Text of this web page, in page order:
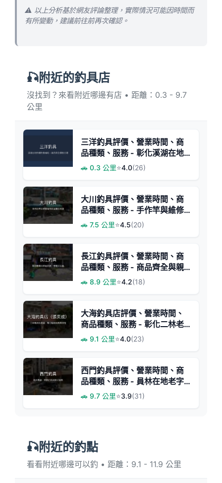
⚠️ 以上分析基於網友評論整理，實際情況可能因時間而
有所變動，建議前往前再次確認。
🎣附近的釣具店
沒找到？來看附近哪邊有店 • 距離：0.3 - 9.7
公里
三洋釣具評價、營業時間、商
品種類、服務 - 彰化溪湖在地
釣蝦釣魚補給專家
🚗 0.3 公里⭐4.0(26)
大川釣具評價、營業時間、商
品種類、服務 - 手作竿與維修
專家
🚗 7.5 公里⭐4.5(20)
長江釣具評價、營業時間、商
品種類、服務 - 商品齊全與親
切服務
🚗 8.9 公里⭐4.2(18)
大海釣具店評價、營業時間、
商品種類、服務 - 彰化二林老
牌釣具專賣
🚗 9.1 公里⭐4.0(23)
西門釣具評價、營業時間、商
品種類、服務 - 員林在地老字
號釣具店
🚗 9.7 公里⭐3.9(31)
🎣附近的釣點
看看附近哪邊可以釣 • 距離：9.1 - 11.9 公里